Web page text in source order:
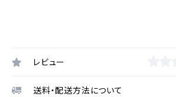
レビュー
送料・配送方法について